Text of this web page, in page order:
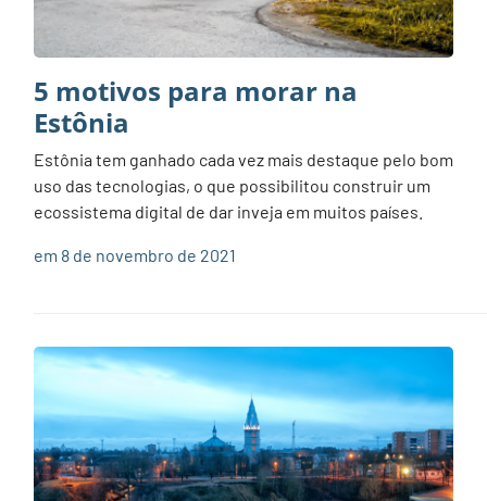
5 motivos para morar na
Estônia
Estônia tem ganhado cada vez mais destaque pelo bom
uso das tecnologias, o que possibilitou construir um
ecossistema digital de dar inveja em muitos países.
em 8 de novembro de 2021